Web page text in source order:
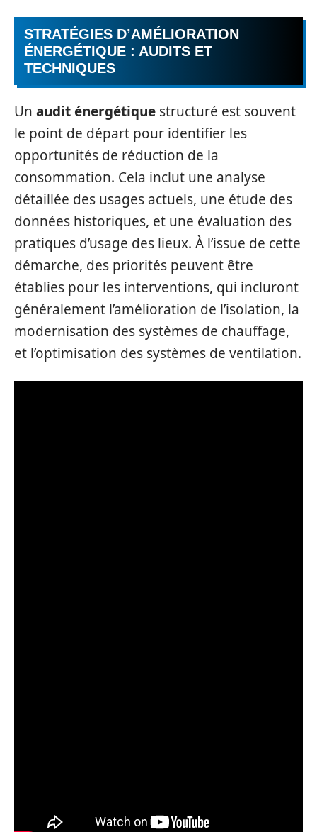
STRATÉGIES D’AMÉLIORATION
ÉNERGÉTIQUE : AUDITS ET
TECHNIQUES
Un audit énergétique structuré est souvent
le point de départ pour identifier les
opportunités de réduction de la
consommation. Cela inclut une analyse
détaillée des usages actuels, une étude des
données historiques, et une évaluation des
pratiques d’usage des lieux. À l’issue de cette
démarche, des priorités peuvent être
établies pour les interventions, qui incluront
généralement l’amélioration de l’isolation, la
modernisation des systèmes de chauffage,
et l’optimisation des systèmes de ventilation.